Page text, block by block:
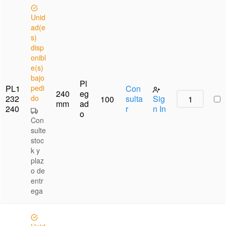
PL1
232
240
Unid
ad(e
s)
disp
onibl
e(s)
bajo
pedi
do
Con
sulte
stoc
k y
plaz
o de
entr
ega
240
mm
Pl
eg
ad
o
100
Con
sulta
r
Sig
n In